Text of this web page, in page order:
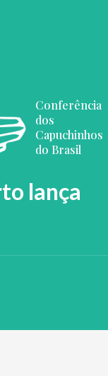
Conferência
dos
Capuchinhos
do Brasil
lança